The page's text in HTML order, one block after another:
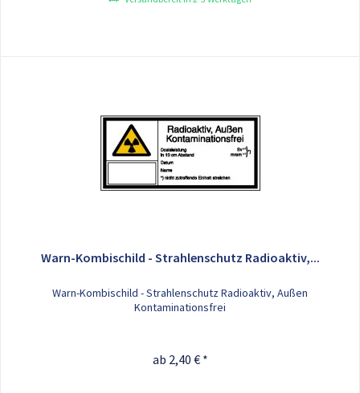
Warn-Kombischild - Strahlenschutz Radioaktiv,...
Warn-Kombischild - Strahlenschutz Radioaktiv, Außen
Kontaminationsfrei
ab 2,40 € *